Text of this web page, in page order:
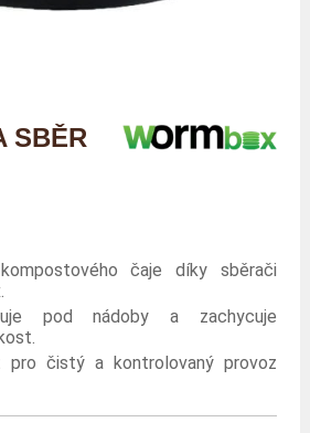
SBĚR
čaje díky sběrači
pod nádoby a zachycuje
pro čistý a kontrolovaný provoz